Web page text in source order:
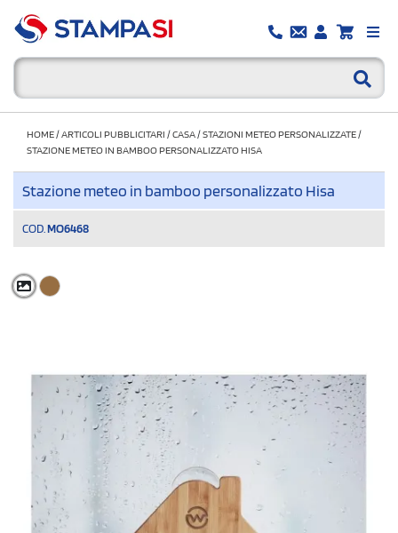
HOME/ARTICOLI PUBBLICITARI /CASA/STAZIONI METEO PERSONALIZZATE/
STAZIONE METEO IN BAMBOO PERSONALIZZATO HISA
Stazione meteo in bamboo personalizzato Hisa
COD. MO6468